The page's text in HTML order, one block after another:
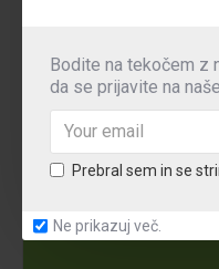
Bodite na tekočem z
da se prijavite na
Prebral sem in se
Ne prikazuj več.